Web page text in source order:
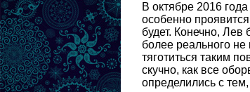
В октябре 2016
особенно
будет. Конечно, Лев
более реального не
тяготиться таким
скучно, как все
определились с